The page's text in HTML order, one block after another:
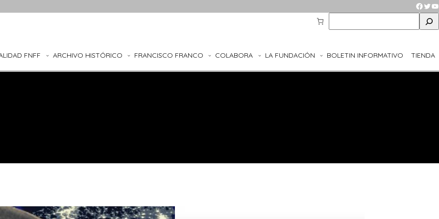
e
r
FNFF ARCHIVO HISTÓRICO FRANCISCO FRANCO COLABORA LA FUNDACIÓN BOLETIN INFORMATIVO TIENDA